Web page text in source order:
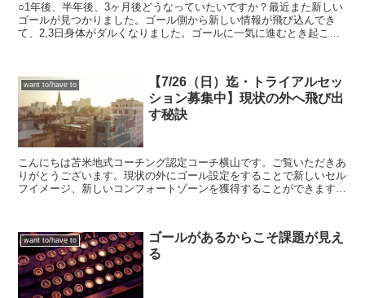
○1年後、半年後、3ヶ月後どうなっていたいですか？最近また新しい
ゴールが見つかりました。ゴール側から新しい情報が飛び込んでき
て、2,3日身体がダルくなりました。ゴールに一気に進むとき起こる
want to/have to
【7/26（日）迄・トライアルセッ
ション募集中】現状の外へ飛び出
す秘訣
こんにちは苫米地式コーチング認定コーチ横山です。ご覧いただきあ
りがとうございます。現状の外にゴール設定をすることで新しいセル
フイメージ、新しいコンフォートゾーンを獲得することができます。
want to/have to
ゴールがあるからこそ課題が見え
る